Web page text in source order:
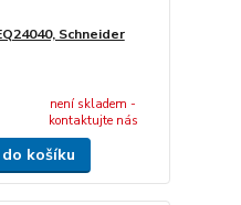
Schneider
není skladem -
kontaktujte nás
košíku